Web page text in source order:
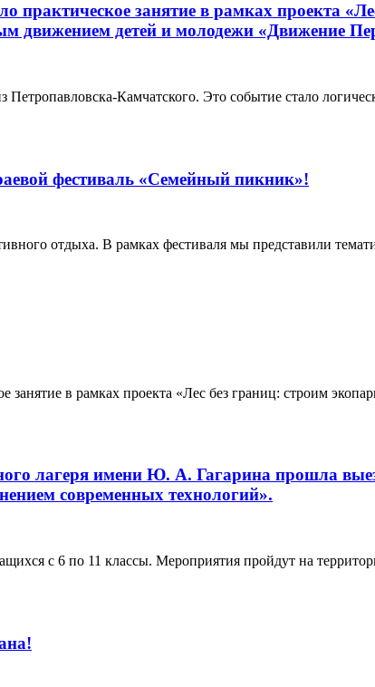
занятие в рамках проекта
движением детей и молодежи «Движение
Камчатского. Это событие стало
фестиваль «Семейный пикник»!
отдыха. В рамках фестиваля мы представили
в рамках проекта «Лес без границ: строим
лагеря имени Ю. А. Гагарина прошла
современных технологий».
с 6 по 11 классы. Мероприятия пройдут на